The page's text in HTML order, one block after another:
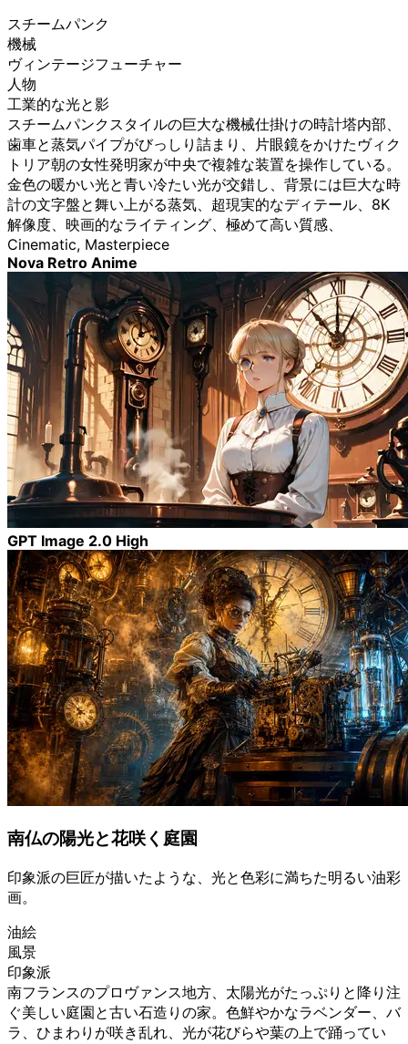
スチームパンク
機械
ヴィンテージフューチャー
人物
工業的な光と影
スチームパンクスタイルの巨大な機械仕掛けの時計塔内部、
歯車と蒸気パイプがびっしり詰まり、片眼鏡をかけたヴィク
トリア朝の女性発明家が中央で複雑な装置を操作している。
金色の暖かい光と青い冷たい光が交錯し、背景には巨大な時
計の文字盤と舞い上がる蒸気、超現実的なディテール、8K
解像度、映画的なライティング、極めて高い質感、
Cinematic, Masterpiece
Nova Retro Anime
GPT Image 2.0 High
南仏の陽光と花咲く庭園
印象派の巨匠が描いたような、光と色彩に満ちた明るい油彩
画。
油絵
風景
印象派
南フランスのプロヴァンス地方、太陽光がたっぷりと降り注
ぐ美しい庭園と古い石造りの家。色鮮やかなラベンダー、バ
ラ、ひまわりが咲き乱れ、光が花びらや葉の上で踊ってい